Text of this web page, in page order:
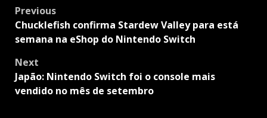
Post
navigation
Previous
Chucklefish confirma Stardew Valley para está
semana na eShop do Nintendo Switch
Next
Japão: Nintendo Switch foi o console mais
vendido no mês de setembro